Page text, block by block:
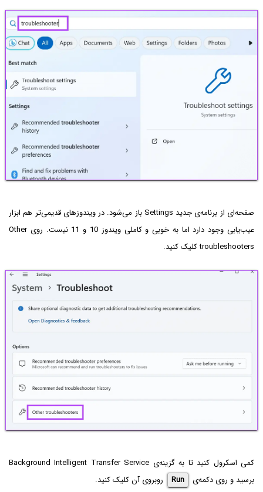
صفحه‌ای از برنامه‌ی جدید Settings باز می‌شود. در ویندوزهای قدیمی‌تر هم ابزار
عیب‌یابی وجود دارد اما به خوبی و کاملی ویندوز 10 و 11 نیست. روی Other
troubleshooters کلیک کنید.
کمی اسکرول کنید تا به گزینه‌ی Background Intelligent Transfer Service
برسید و روی دکمه‌ی
Run روبروی آن کلیک کنید.